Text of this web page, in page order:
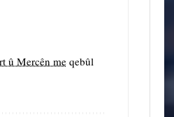
û Mercên me qebûl